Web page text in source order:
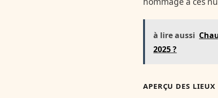
à lire aussi
2025 ?
APERÇU DES